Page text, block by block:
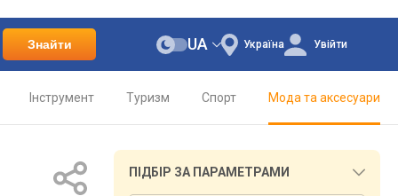
Знайти Україна
UA Увійти
Інструмент Туризм Спорт Мода та аксесуари
ПІДБІР ЗА ПАРАМЕТРАМИ